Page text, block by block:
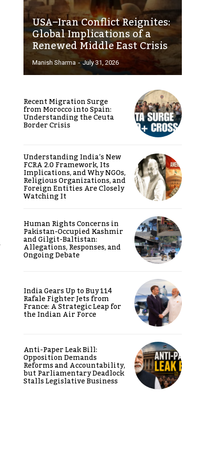
USA–Iran Conflict Reignites:
Global Implications of a
Renewed Middle East Crisis
Manish Sharma - July 31, 2026
Recent Migration Surge
from Morocco into Spain:
Understanding the Ceuta
Border Crisis
Understanding India’s New
FCRA 2.0 Framework, Its
Implications, and Why NGOs,
Religious Organizations, and
Foreign Entities Are Closely
Watching It
Human Rights Concerns in
Pakistan-Occupied Kashmir
and Gilgit-Baltistan:
Allegations, Responses, and
Ongoing Debate
India Gears Up to Buy 114
Rafale Fighter Jets from
France: A Strategic Leap for
the Indian Air Force
Anti-Paper Leak Bill:
Opposition Demands
Reforms and Accountability,
but Parliamentary Deadlock
Stalls Legislative Business